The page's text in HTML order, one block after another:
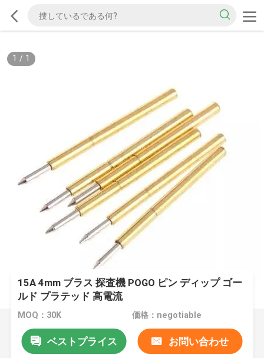
1 / 1
15A 4mm ブラス 探査機 POGO ピン ディップ ゴー
ルド プラテッド 高電流
MOQ：30K 価格：negotiable
ベストプライス お問い合わせ